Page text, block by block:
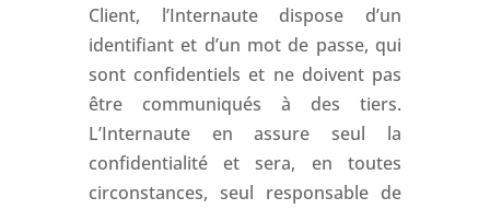
Client, l’Internaute dispose d’un
identifiant et d’un mot de passe, qui
sont confidentiels et ne doivent pas
être communiqués à des tiers.
L’Internaute en assure seul la
confidentialité et sera, en toutes
circonstances, seul responsable de